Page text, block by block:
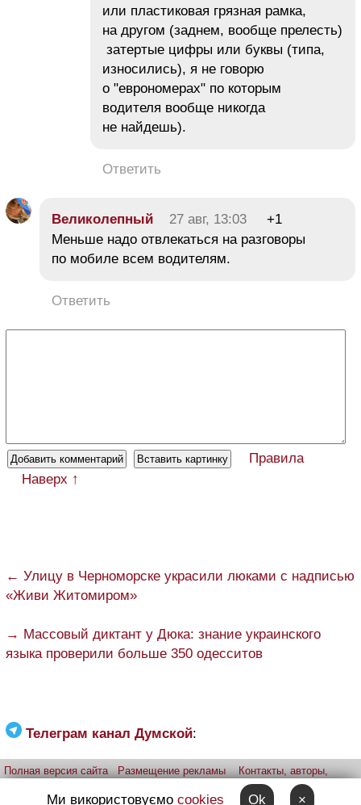
или пластиковая грязная рамка,
на другом (заднем, вообще прелесть)
затертые цифры или буквы (типа,
износились), я не говорю
о "еврономерах" по которым
водителя вообще никогда
не найдешь).
Ответить
Великолепный 27 авг, 13:03
+1
Меньше надо отвлекаться на разговоры
по мобиле всем водителям.
Ответить
Правила
Наверх ↑
← Улицу в Черноморске украсили люками с надписью
«Живи Житомиром»
→ Массовый диктант у Дюка: знание украинского
языка проверили больше 350 одесситов
Телеграм канал Думской:
Полная версия сайта Размещение рекламы
Контакты, авторы,
iPhone
Ми використовуємо cookies Ok ×